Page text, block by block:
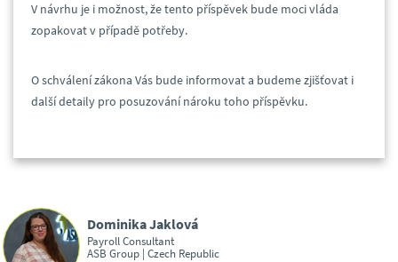
V návrhu je i možnost, že tento příspěvek bude moci vláda
zopakovat v případě potřeby.
O schválení zákona Vás bude informovat a budeme zjišťovat i
další detaily pro posuzování nároku toho příspěvku.
Dominika Jaklová
Payroll Consultant
ASB Group | Czech Republic